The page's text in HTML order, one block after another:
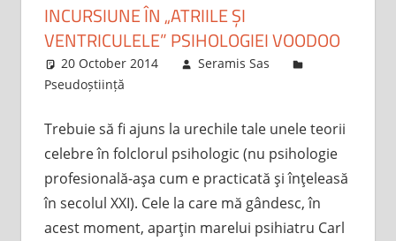
INCURSIUNE ÎN „ATRIILE ŞI
VENTRICULELE” PSIHOLOGIEI VOODOO
20 October 2014
Seramis Sas
Pseudoștiință
Trebuie să fi ajuns la urechile tale unele teorii
celebre în folclorul psihologic (nu psihologie
profesională-aşa cum e practicată şi înţeleasă
în secolul XXI). Cele la care mă gândesc, în
acest moment, aparţin marelui psihiatru Carl